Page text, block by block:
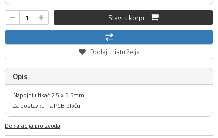
Stavi u korpu
Dodaj u listu želja
Opis
Napojni utikač 2.5 x 5.5mm
Za postavku na PCB ploču
Deklaracija proizvoda